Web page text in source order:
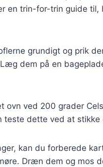
en trin-for-trin guide til,
grundigt og prik
dem på en
ovn ved 200 grader
teste dette ved at
kan du forberede
Dræn dem og mos